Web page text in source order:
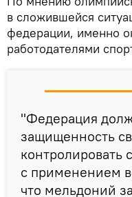
в сложившейся
федерации, именно
работодателями
"Федерация
защищенность
контролировать
с применением
что мельдоний